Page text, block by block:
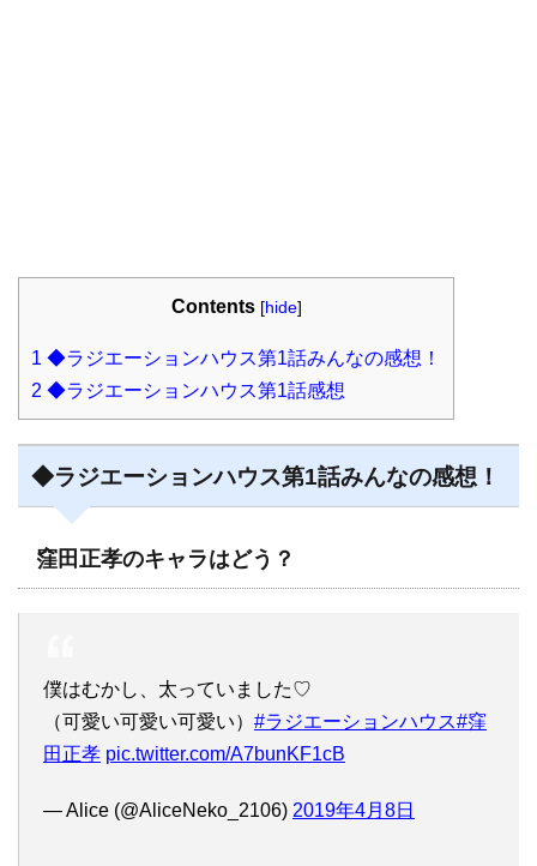
Contents [hide]
1 ◆ラジエーションハウス第1話みんなの感想！
2 ◆ラジエーションハウス第1話感想
◆ラジエーションハウス第1話みんなの感想！
窪田正孝のキャラはどう？
僕はむかし、太っていました♡
（可愛い可愛い可愛い） #ラジエーションハウス#窪
田正孝 pic.twitter.com/A7bunKF1cB
— Alice (@AliceNeko_2106) 2019年4月8日